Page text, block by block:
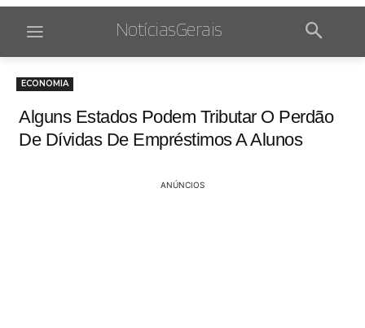
NotíciasGerais
ECONOMIA
Alguns Estados Podem Tributar O Perdão
De Dívidas De Empréstimos A Alunos
ANÚNCIOS